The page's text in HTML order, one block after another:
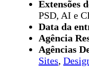
Extensões
PSD, AI e
Data da
Agência
Agências
Sites,